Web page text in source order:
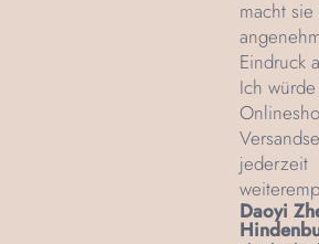
macht
Eindruck
Ich
jederzeit
Daoyi